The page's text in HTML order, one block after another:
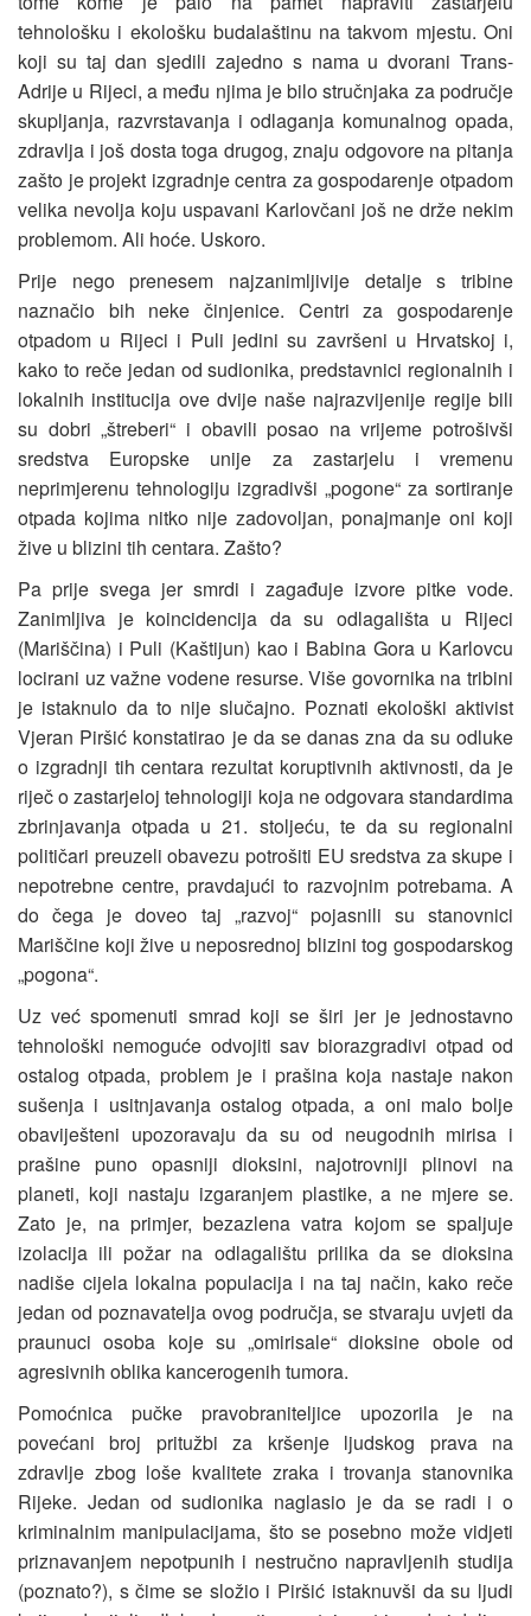
tehnološku i ekološku budalaštinu na takvom mjestu. Oni
koji su taj dan sjedili zajedno s nama u dvorani Trans-
Adrije u Rijeci, a među njima je bilo stručnjaka za područje
skupljanja, razvrstavanja i odlaganja komunalnog opada,
zdravlja i još dosta toga drugog, znaju odgovore na pitanja
zašto je projekt izgradnje centra za gospodarenje otpadom
velika nevolja koju uspavani Karlovčani još ne drže nekim
problemom. Ali hoće. Uskoro.
Prije nego prenesem najzanimljivije detalje s tribine
naznačio bih neke činjenice. Centri za gospodarenje
otpadom u Rijeci i Puli jedini su završeni u Hrvatskoj i,
kako to reče jedan od sudionika, predstavnici regionalnih i
lokalnih institucija ove dvije naše najrazvijenije regije bili
su dobri „štreberi“ i obavili posao na vrijeme potrošivši
sredstva Europske unije za zastarjelu i vremenu
neprimjerenu tehnologiju izgradivši „pogone“ za sortiranje
otpada kojima nitko nije zadovoljan, ponajmanje oni koji
žive u blizini tih centara. Zašto?
Pa prije svega jer smrdi i zagađuje izvore pitke vode.
Zanimljiva je koincidencija da su odlagališta u Rijeci
(Mariščina) i Puli (Kaštijun) kao i Babina Gora u Karlovcu
locirani uz važne vodene resurse. Više govornika na tribini
je istaknulo da to nije slučajno. Poznati ekološki aktivist
Vjeran Piršić konstatirao je da se danas zna da su odluke
o izgradnji tih centara rezultat koruptivnih aktivnosti, da je
riječ o zastarjeloj tehnologiji koja ne odgovara standardima
zbrinjavanja otpada u 21. stoljeću, te da su regionalni
političari preuzeli obavezu potrošiti EU sredstva za skupe i
nepotrebne centre, pravdajući to razvojnim potrebama. A
do čega je doveo taj „razvoj“ pojasnili su stanovnici
Mariščine koji žive u neposrednoj blizini tog gospodarskog
„pogona“.
Uz već spomenuti smrad koji se širi jer je jednostavno
tehnološki nemoguće odvojiti sav biorazgradivi otpad od
ostalog otpada, problem je i prašina koja nastaje nakon
sušenja i usitnjavanja ostalog otpada, a oni malo bolje
obaviješteni upozoravaju da su od neugodnih mirisa i
prašine puno opasniji dioksini, najotrovniji plinovi na
planeti, koji nastaju izgaranjem plastike, a ne mjere se.
Zato je, na primjer, bezazlena vatra kojom se spaljuje
izolacija ili požar na odlagalištu prilika da se dioksina
nadiše cijela lokalna populacija i na taj način, kako reče
jedan od poznavatelja ovog područja, se stvaraju uvjeti da
praunuci osoba koje su „omirisale“ dioksine obole od
agresivnih oblika kancerogenih tumora.
Pomoćnica pučke pravobraniteljice upozorila je na
povećani broj pritužbi za kršenje ljudskog prava na
zdravlje zbog loše kvalitete zraka i trovanja stanovnika
Rijeke. Jedan od sudionika naglasio je da se radi i o
kriminalnim manipulacijama, što se posebno može vidjeti
priznavanjem nepotpunih i nestručno napravljenih studija
(poznato?), s čime se složio i Piršić istaknuvši da su ljudi